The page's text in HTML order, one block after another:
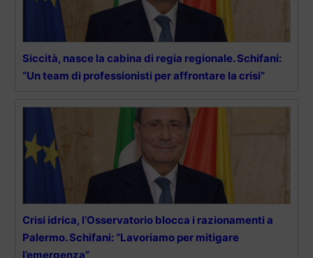
Siccità, nasce la cabina di regia regionale. Schifani:
“Un team di professionisti per affrontare la crisi”
Crisi idrica, l’Osservatorio blocca i razionamenti a
Palermo. Schifani: “Lavoriamo per mitigare
l’emergenza”